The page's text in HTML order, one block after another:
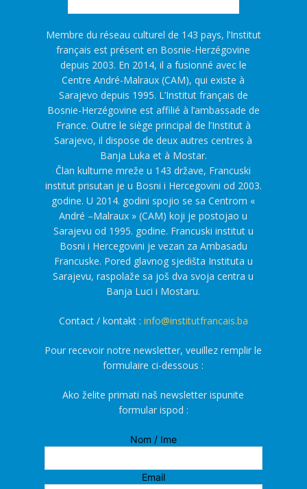
Membre du réseau culturel de 143 pays, l’Institut
français est présent en Bosnie-Herzégovine
depuis 2003. En 2014, il a fusionné avec le
Centre André-Malraux (CAM), qui existe à
Sarajevo depuis 1995. L’Institut français de
Bosnie-Herzégovine est affilié à l’ambassade de
France. Outre le siège principal de l’Institut à
Sarajevo, il dispose de deux autres centres à
Banja Luka et à Mostar.
Član kulturne mreže u 143 države, Francuski
institut prisutan je u Bosni i Hercegovini od 2003.
godine. U 2014. godini spojio se sa Centrom «
André –Malraux » (CAM) koji je postojao u
Sarajevu od 1995. godine. Francuski institut u
Bosni i Hercegovini je vezan za Ambasadu
Francuske. Pored glavnog sjedišta Instituta u
Sarajevu, raspolaže sa još dva svoja centra u
Banja Luci i Mostaru.
Contact / kontakt : info@institutfrancais.ba
Pour recevoir notre newsletter, veuillez remplir le
formulaire ci-dessous :
Ako želite primati naš newsletter ispunite
formular ispod :
Nom / Ime
Email